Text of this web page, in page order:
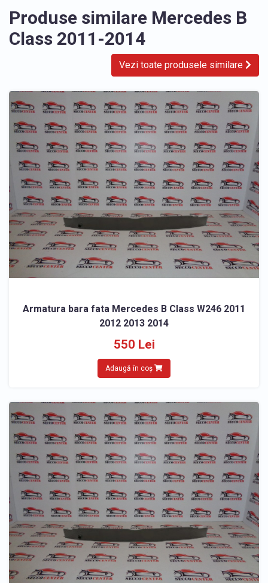
Produse similare Mercedes B
Class 2011-2014
Vezi toate produsele similare
Armatura bara fata Mercedes B Class W246 2011
2012 2013 2014
550 Lei
Adaugă în coș